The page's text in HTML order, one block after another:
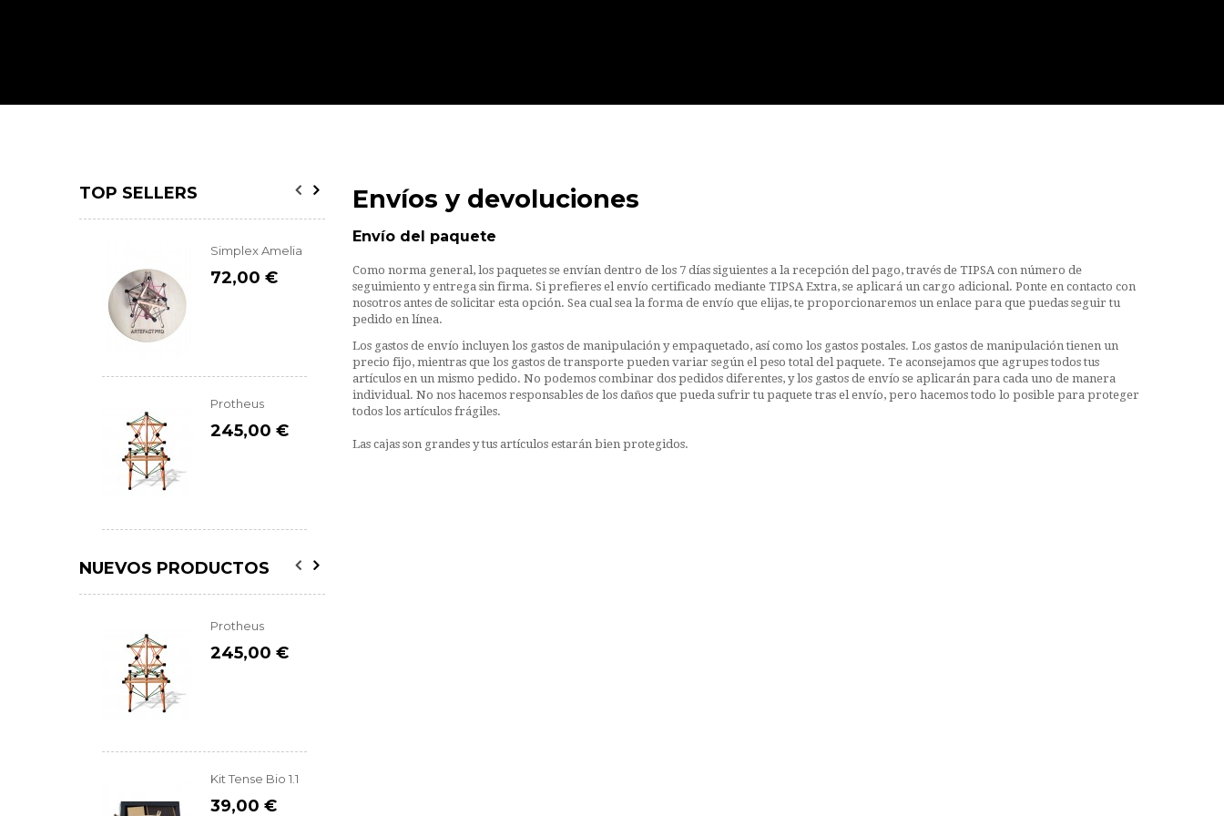
Envíos y devoluciones
Envío del paquete
Como norma general, los paquetes se envían dentro de los 7 días siguientes a la recepción del pago, través de TIPSA con número de
seguimiento y entrega sin firma. Si prefieres el envío certificado mediante TIPSA Extra, se aplicará un cargo adicional. Ponte en contacto con
nosotros antes de solicitar esta opción. Sea cual sea la forma de envío que elijas, te proporcionaremos un enlace para que puedas seguir tu
pedido en línea.
Los gastos de envío incluyen los gastos de manipulación y empaquetado, así como los gastos postales. Los gastos de manipulación tienen un
precio fijo, mientras que los gastos de transporte pueden variar según el peso total del paquete. Te aconsejamos que agrupes todos tus
artículos en un mismo pedido. No podemos combinar dos pedidos diferentes, y los gastos de envío se aplicarán para cada uno de manera
individual. No nos hacemos responsables de los daños que pueda sufrir tu paquete tras el envío, pero hacemos todo lo posible para proteger
todos los artículos frágiles.
Las cajas son grandes y tus artículos estarán bien protegidos.
TOP SELLERS
Simplex Amelia
72,00 €
Protheus
245,00 €
Spinae
465,00 €
NUEVOS PRODUCTOS
Protheus
245,00 €
Kit Tense Bio 1.1
39,00 €